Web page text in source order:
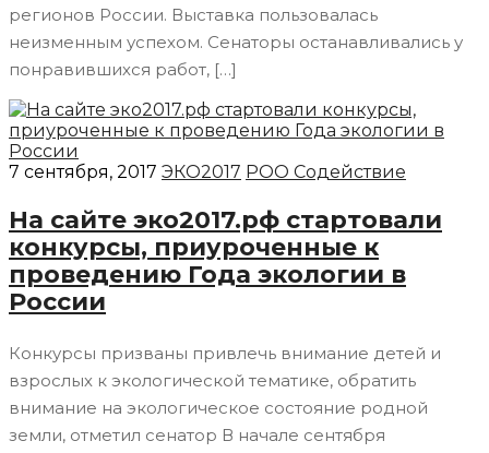
регионов России. Выставка пользовалась
неизменным успехом. Сенаторы останавливались у
понравившихся работ, […]
7 сентября, 2017 ЭКО2017 РОО Содействие
На сайте эко2017.рф стартовали
конкурсы, приуроченные к
проведению Года экологии в
России
Конкурсы призваны привлечь внимание детей и
взрослых к экологической тематике, обратить
внимание на экологическое состояние родной
земли, отметил сенатор В начале сентября